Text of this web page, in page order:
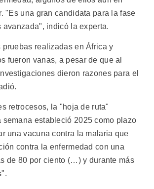
"Es una gran candidata para la fase
avanzada", indicó la experta.
pruebas realizadas en África y
fueron vanas, a pesar de que al
dieron razones para el
retrocesos, la "hoja de ruta"
semana estableció 2025 como plazo
una vacuna contra la malaria que
contra la enfermedad con una
de 80 por ciento (…) y durante más